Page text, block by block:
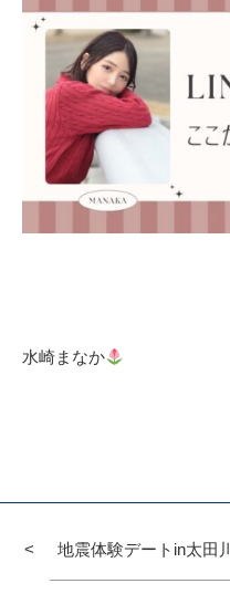
水崎まなか
地震体験デートin太田川